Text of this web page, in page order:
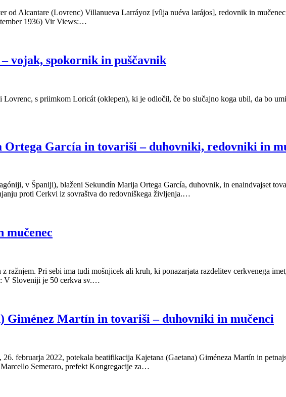
od Alcantare (Lovrenc) Villanueva Larráyoz [vílja nuéva larájos], redovnik in
1936) Vir Views:…
vojak, spokornik in puščavnik
s priimkom Loricát (oklepen), ki je odločil, če bo slučajno koga ubil, da bo
García in tovariši – duhovniki, redovniki in
v Španiji), blaženi Sekundín Marija Ortega García, duhovnik, in enaindvajset
proti Cerkvi iz sovraštva do redovniškega življenja.…
mučenec
ražnjem. Pri sebi ima tudi mošnjicek ali kruh, ki ponazarjata razdelitev cerkvenega
V Sloveniji je 50 cerkva sv.…
Giménez Martín in tovariši – duhovniki in mučenci
26. februarja 2022, potekala beatifikacija Kajetana (Gaetana) Giméneza Martín in
Semeraro, prefekt Kongregacije za…